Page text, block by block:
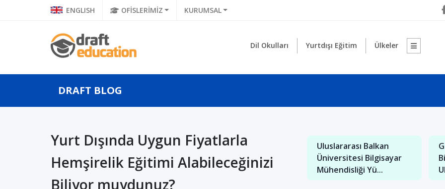
ENGLISH OFİSLERİMİZ KURUMSAL
Dil Okulları Yurtdışı Eğitim Ülkeler
DRAFT BLOG
Yurt Dışında Uygun Fiyatlarla
Hemşirelik Eğitimi Alabileceğinizi
Biliyor muydunuz?
Geleceğin Bilgisayar
Bilimleri Mühendisleri,
Uluslararası ...
Uluslararası Saraybosna
Üniversitesi İngilizce
Genetik ve B...
Makedonya Uluslararası
Balkan Üniversitesi'nde
Türkçe Öğretm...